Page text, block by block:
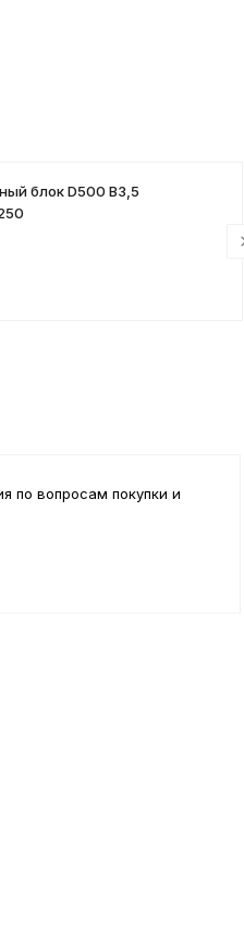
блок D500 B3,5
по вопросам покупки и